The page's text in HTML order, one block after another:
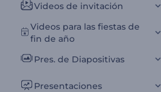
Videos de invitación
Videos para las fiestas de
fin de año
Pres. de Diapositivas
Presentaciones